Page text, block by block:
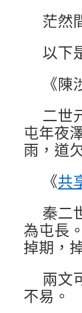
茫然
以下
《陳
二世
屯年夜
雨，道
《共
秦二
為屯長
掉期，
兩文
不易。